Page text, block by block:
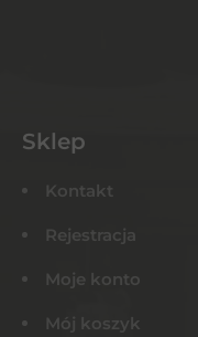
Sklep
Kontakt
Rejestracja
Moje konto
Mój koszyk